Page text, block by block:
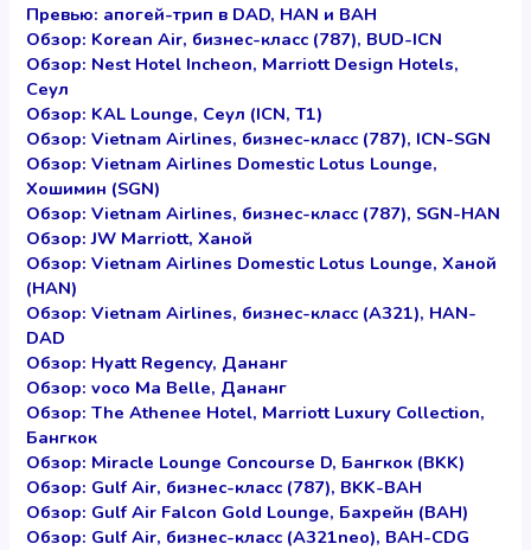
Превью: апогей-трип в DAD, HAN и BAH
Обзор: Korean Air, бизнес-класс (787), BUD-ICN
Обзор: Nest Hotel Incheon, Marriott Design Hotels,
Сеул
Обзор: KAL Lounge, Сеул (ICN, T1)
Обзор: Vietnam Airlines, бизнес-класс (787), ICN-SGN
Обзор: Vietnam Airlines Domestic Lotus Lounge,
Хошимин (SGN)
Обзор: Vietnam Airlines, бизнес-класс (787), SGN-HAN
Обзор: JW Marriott, Ханой
Обзор: Vietnam Airlines Domestic Lotus Lounge, Ханой
(HAN)
Обзор: Vietnam Airlines, бизнес-класс (A321), HAN-
DAD
Обзор: Hyatt Regency, Дананг
Обзор: voco Ma Belle, Дананг
Обзор: The Athenee Hotel, Marriott Luxury Collection,
Бангкок
Обзор: Miracle Lounge Concourse D, Бангкок (BKK)
Обзор: Gulf Air, бизнес-класс (787), BKK-BAH
Обзор: Gulf Air Falcon Gold Lounge, Бахрейн (BAH)
Обзор: Gulf Air, бизнес-класс (A321neo), BAH-CDG